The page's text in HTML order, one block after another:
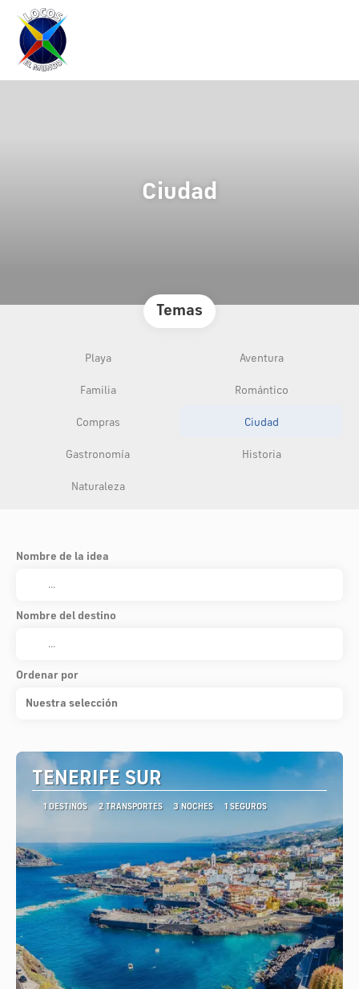
Ciudad
Temas
Playa Aventura
Familia Romántico
Compras Ciudad
Gastronomía Historia
Naturaleza
Nombre de la idea
Nombre del destino
Ordenar por
Nuestra selección
TENERIFE SUR
1 DESTINOS 2 TRANSPORTES 3 NOCHES 1 SEGUROS